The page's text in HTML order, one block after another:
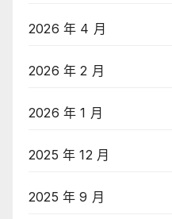
2026 年 4 月
2026 年 2 月
2026 年 1 月
2025 年 12 月
2025 年 9 月